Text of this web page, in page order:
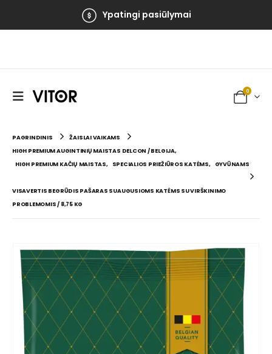
Ypatingi pasiūlymai
0
PAGRINDINIS
ŽAISLAI VAIKAMS
HIGH PREMIUM AUGINTINIŲ MAISTAS DELCON / BELGIJA,
HIGH PREMIUM KAČIŲ MAISTAS, SPECIALIOS PRIEŽIŪROS KATĖMS, GYVŪNAMS
VISAVERTIS BEGRŪDIS PAŠARAS SUAUGUSIOMS KATĖMS SU VIRŠKINIMO
PROBLEMOMIS / 8,75 KG